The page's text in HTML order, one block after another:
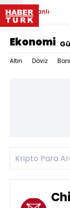
Canlı
Ekonomi
Altın Döviz